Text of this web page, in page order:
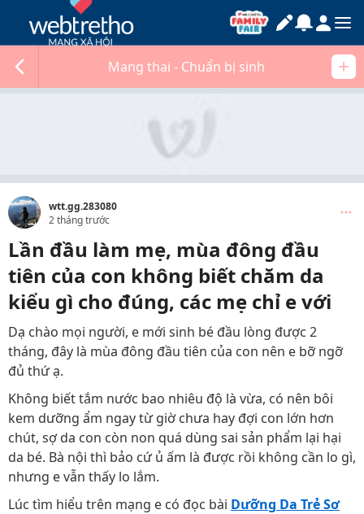
Mang thai - Chuẩn bị sinh
wtt.gg.283080
2 tháng trước
Lần đầu làm mẹ, mùa đông đầu
tiên của con không biết chăm da
kiểu gì cho đúng, các mẹ chỉ e với
Dạ chào mọi người, e mới sinh bé đầu lòng được 2
tháng, đây là mùa đông đầu tiên của con nên e bỡ ngỡ
đủ thứ ạ.
Không biết tắm nước bao nhiêu độ là vừa, có nên bôi
kem dưỡng ẩm ngay từ giờ chưa hay đợi con lớn hơn
chút, sợ da con còn non quá dùng sai sản phẩm lại hại
da bé. Bà nội thì bảo cứ ủ ấm là được rồi không cần lo gì,
nhưng e vẫn thấy lo lắm.
Lúc tìm hiểu trên mạng e có đọc bài Dưỡng Da Trẻ Sơ